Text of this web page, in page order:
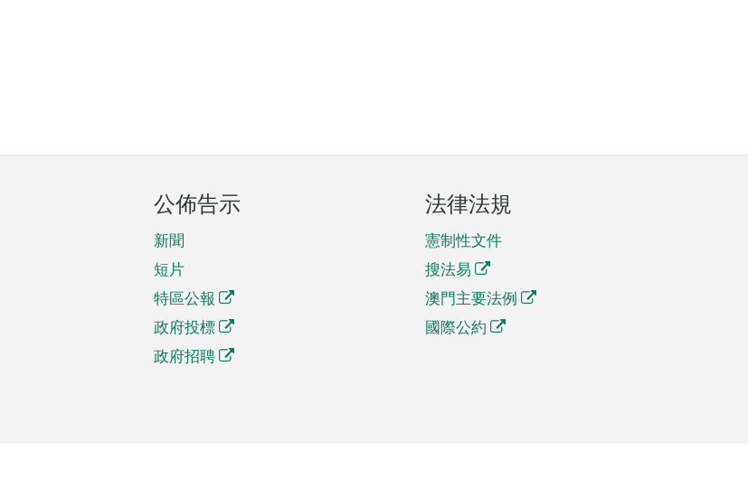
公佈告示
新聞
短片
特區公報
政府投標
政府招聘
法律法規
憲制性文件
搜法易
澳門主要法例
國際公約